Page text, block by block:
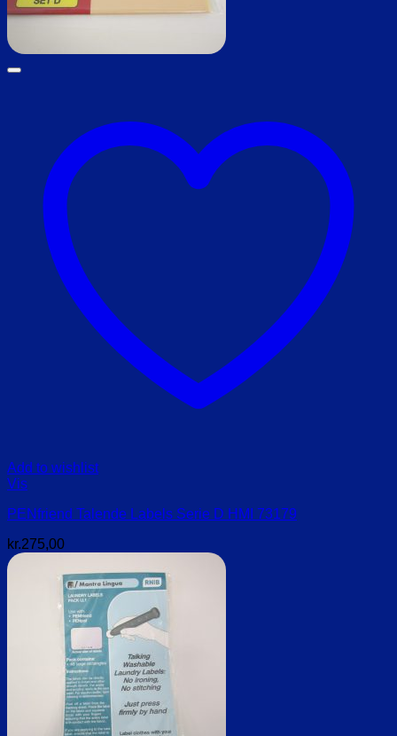
Add to wishlist
Vis
PENfriend Talende Labels Serie D HMI 73179
kr.275,00